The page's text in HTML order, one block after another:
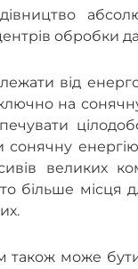
обробки
від
на
сонячну
великих
більше місця
також може